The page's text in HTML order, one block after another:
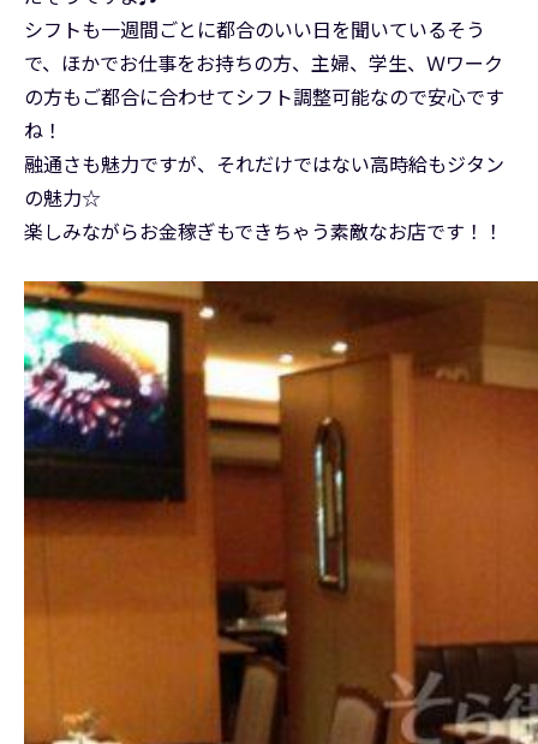
シフトも一週間ごとに都合のいい日を聞いているそう
で、ほかでお仕事をお持ちの方、主婦、学生、Ｗワーク
の方もご都合に合わせてシフト調整可能なので安心です
ね！
融通さも魅力ですが、それだけではない高時給もジタン
の魅力☆
楽しみながらお金稼ぎもできちゃう素敵なお店です！！